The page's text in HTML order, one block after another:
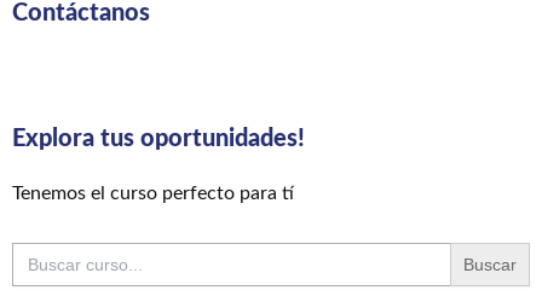
Contáctanos
Explora tus oportunidades!
Tenemos el curso perfecto para tí
Buscar: